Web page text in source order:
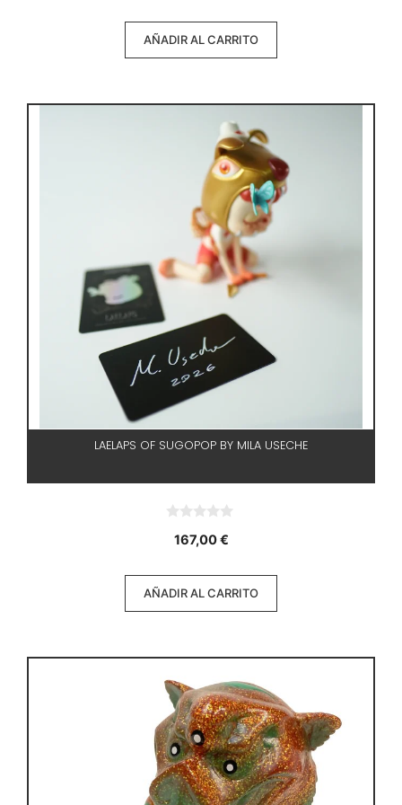
AÑADIR AL CARRITO
LAELAPS OF SUGOPOP BY MILA USECHE
167,00€
AÑADIR AL CARRITO